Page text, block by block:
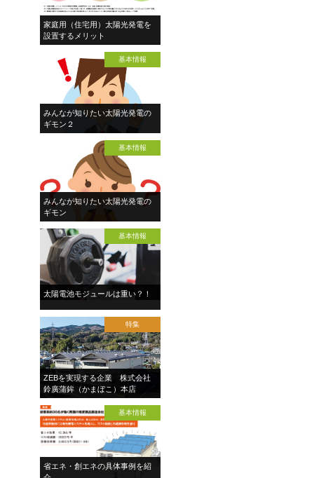
家庭用（住宅用）太陽光発電を
設置するメリット
基本情報
みんなが知りたい太陽光発電の
ギモン２
基本情報
みんなが知りたい太陽光発電の
ギモン
基本情報
太陽電池モジュールは重い？！
特集
ZEBを実現する企業 株式会社
鈴廣蒲鉾（かまぼこ）本店
基本情報
省エネ・創エネの具体事例を紹